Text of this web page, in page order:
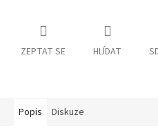
ZEPTAT SE HLÍDAT
Popis Diskuze